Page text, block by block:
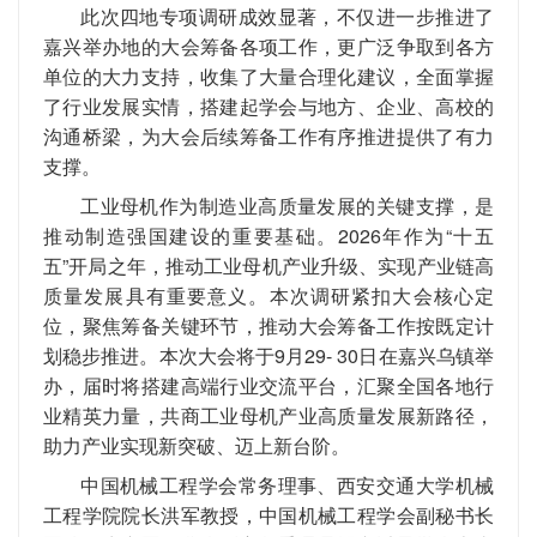
此次四地专项调研成效显著，不仅进一步推进了
嘉兴举办地的大会筹备各项工作，更广泛争取到各方
单位的大力支持，收集了大量合理化建议，全面掌握
了行业发展实情，搭建起学会与地方、企业、高校的
沟通桥梁，为大会后续筹备工作有序推进提供了有力
支撑。
工业母机作为制造业高质量发展的关键支撑，是
推动制造强国建设的重要基础。2026年作为“十五
五”开局之年，推动工业母机产业升级、实现产业链高
质量发展具有重要意义。本次调研紧扣大会核心定
位，聚焦筹备关键环节，推动大会筹备工作按既定计
划稳步推进。本次大会将于9月29- 30日在嘉兴乌镇举
办，届时将搭建高端行业交流平台，汇聚全国各地行
业精英力量，共商工业母机产业高质量发展新路径，
助力产业实现新突破、迈上新台阶。
中国机械工程学会常务理事、西安交通大学机械
工程学院院长洪军教授，中国机械工程学会副秘书长